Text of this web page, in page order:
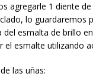
agregarle 1 diente
lo guardaremos
esmalta de brillo
el esmalte utilizando
las uñas: